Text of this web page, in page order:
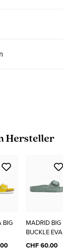
Hersteller
BIG
MADRID BIG
BUCKLE EVA
CHF 60.00